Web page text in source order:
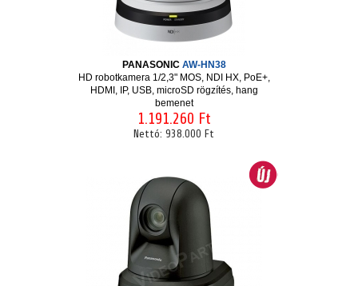
PANASONIC AW-HN38
HD robotkamera 1/2,3" MOS, NDI HX, PoE+,
HDMI, IP, USB, microSD rögzítés, hang
bemenet
1.191.260 Ft
Nettó: 938.000 Ft